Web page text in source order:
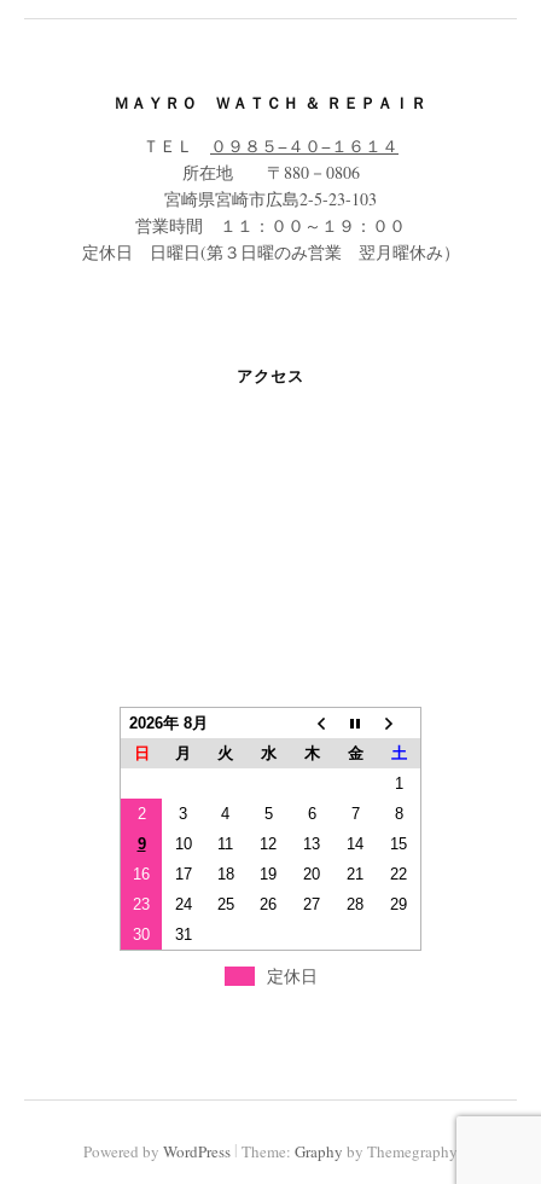
ＭＡＹＲＯ ＷＡＴＣＨ ＆ ＲＥＰＡＩＲ
ＴＥＬ
０９８５−４０−１６１４
所在地 〒880－0806
宮崎県宮崎市広島2-5-23-103
営業時間 １１：００～１９：００
定休日 日曜日(第３日曜のみ営業 翌月曜休み）
アクセス
2026年 8月
日
月 火 水 木 金
土
1
2
3 4 5 6 7
8
9
10 11 12 13 14
15
16
17 18 19 20 21
22
23
24 25 26 27 28
29
30
31
定休日
Powered by WordPress | Theme: Graphy by Themegraphy